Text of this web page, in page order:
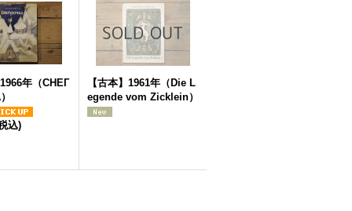
1966年（СНЕГ
込)
【古本】1961年（Die L
egende vom Zicklein）